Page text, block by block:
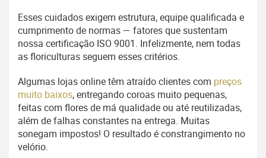
Esses cuidados exigem estrutura, equipe qualificada e
cumprimento de normas — fatores que sustentam
nossa certificação ISO 9001. Infelizmente, nem todas
as floriculturas seguem esses critérios.
Algumas lojas online têm atraído clientes com preços
muito baixos, entregando coroas muito pequenas,
feitas com flores de má qualidade ou até reutilizadas,
além de falhas constantes na entrega. Muitas
sonegam impostos! O resultado é constrangimento no
velório.